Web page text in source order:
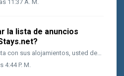
11:37 A. M.
la lista de anuncios
Para visualizar una lista con sus alojamientos, usted debe ir al menú [Alojamiento]. Al abrir la página, se pueden hacer filtros con todos los alojamient...
4:44 P. M.